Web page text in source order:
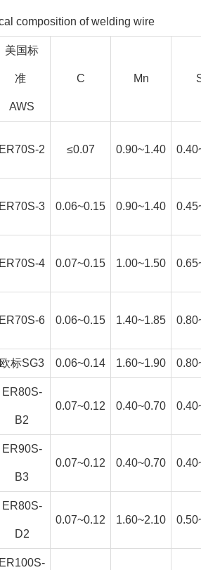
composition of welding wire
美国标
准
AWS
C Mn
ER70S-2 ≤0.07 0.90~1.40
ER70S-3 0.06~0.15 0.90~1.40
ER70S-4 0.07~0.15 1.00~1.50
ER70S-6 0.06~0.15 1.40~1.85
欧标SG3 0.06~0.14 1.60~1.90
ER80S-
B2
0.07~0.12 0.40~0.70
ER90S-
B3
0.07~0.12 0.40~0.70
ER80S-
D2
0.07~0.12 1.60~2.10
ER100S-